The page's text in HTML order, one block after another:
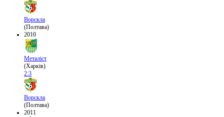
Ворскла
(Полтава)
2010
Металіст
(Харків)
2:3
Ворскла
(Полтава)
2011